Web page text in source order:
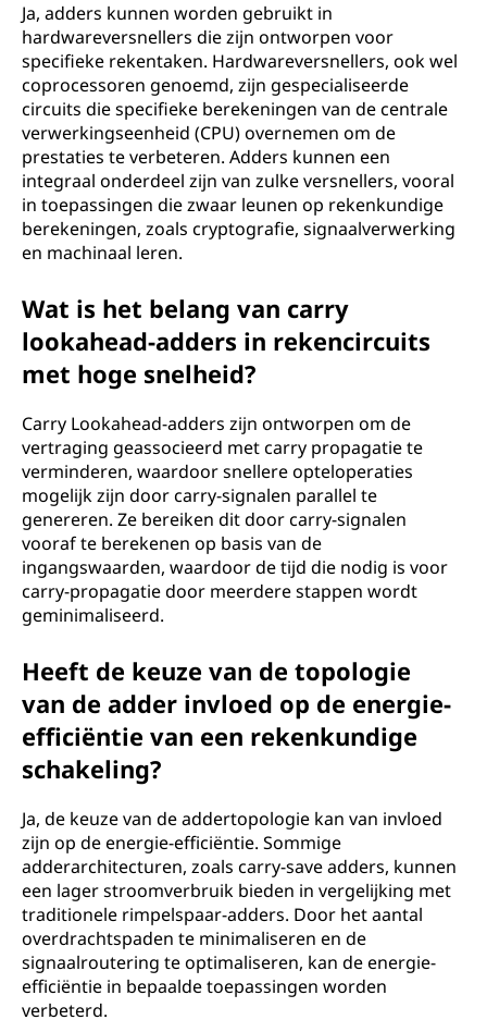
Ja, adders kunnen worden gebruikt in
hardwareversnellers die zijn ontworpen voor
specifieke rekentaken. Hardwareversnellers, ook wel
coprocessoren genoemd, zijn gespecialiseerde
circuits die specifieke berekeningen van de centrale
verwerkingseenheid (CPU) overnemen om de
prestaties te verbeteren. Adders kunnen een
integraal onderdeel zijn van zulke versnellers, vooral
in toepassingen die zwaar leunen op rekenkundige
berekeningen, zoals cryptografie, signaalverwerking
en machinaal leren.
Wat is het belang van carry
lookahead-adders in rekencircuits
met hoge snelheid?
Carry Lookahead-adders zijn ontworpen om de
vertraging geassocieerd met carry propagatie te
verminderen, waardoor snellere opteloperaties
mogelijk zijn door carry-signalen parallel te
genereren. Ze bereiken dit door carry-signalen
vooraf te berekenen op basis van de
ingangswaarden, waardoor de tijd die nodig is voor
carry-propagatie door meerdere stappen wordt
geminimaliseerd.
Heeft de keuze van de topologie
van de adder invloed op de energie-
efficiëntie van een rekenkundige
schakeling?
Ja, de keuze van de addertopologie kan van invloed
zijn op de energie-efficiëntie. Sommige
adderarchitecturen, zoals carry-save adders, kunnen
een lager stroomverbruik bieden in vergelijking met
traditionele rimpelspaar-adders. Door het aantal
overdrachtspaden te minimaliseren en de
signaalroutering te optimaliseren, kan de energie-
efficiëntie in bepaalde toepassingen worden
verbeterd.